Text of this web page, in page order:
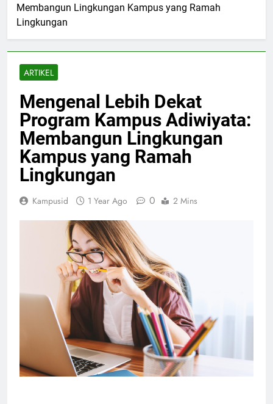
Membangun Lingkungan Kampus yang Ramah
Lingkungan
ARTIKEL
Mengenal Lebih Dekat
Program Kampus Adiwiyata:
Membangun Lingkungan
Kampus yang Ramah
Lingkungan
Kampusid 1 Year Ago 0 2 Mins